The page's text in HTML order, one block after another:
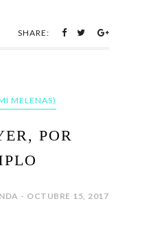
SHARE:
MELENAS)
POR
- OCTUBRE 15, 2017